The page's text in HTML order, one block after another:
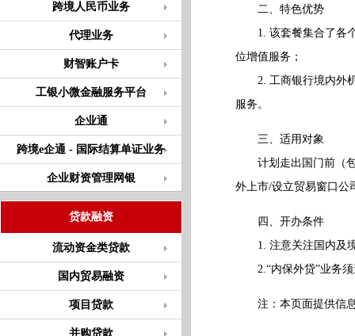
跨境人民币业务
代理业务
财智账户卡
工银小微金融服务平台
企业通
跨境e企通 - 国际结算单证业务
企业财资管理网银
贷款融资
流动资金类贷款
国内贸易融资
项目贷款
并购贷款
二、特色优势
1. 该套餐集合了各个
位增值服务；
2. 工商银行境内外机
服务。
三、适用对象
计划走出国门前（包
外上市/设立贸易窗口公
四、开办条件
1. 注意关注国内及境
2.“内保外贷”业务须
注：本页面提供信息